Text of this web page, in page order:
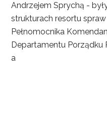
Andrzejem Sprychą -
strukturach resortu spraw
Pełnomocnika
Departamentu
a